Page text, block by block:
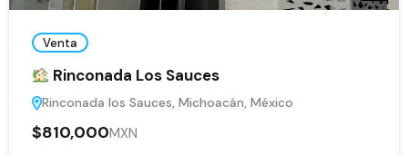
Venta
Rinconada Los Sauces
Rinconada los Sauces, Michoacán, México
$810,000MXN